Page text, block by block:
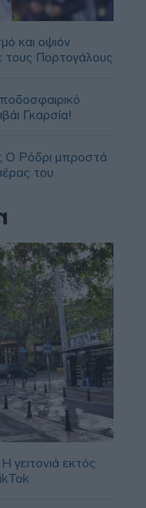
και οψιόν
Πορτογάλους
Γκαρσία!
Ο Ρόδρι μπροστά
του
γειτονιά εκτός